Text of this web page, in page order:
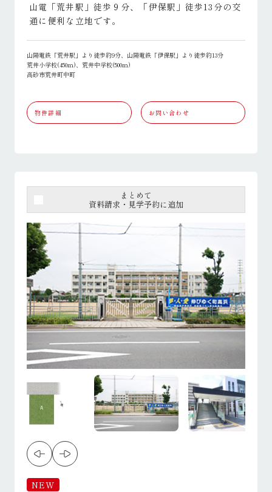
山電「荒井駅」徒歩９分、「伊保駅」徒歩13分の交
通に便利な立地です。
山陽電鉄「荒井駅」より徒歩約9分、山陽電鉄「伊保駅」より徒歩約13分
荒井小学校(450ｍ)、荒井中学校(500ｍ)
高砂市荒井町中町
物件詳細 お問い合わせ
まとめて
資料請求・見学予約に追加
NEW